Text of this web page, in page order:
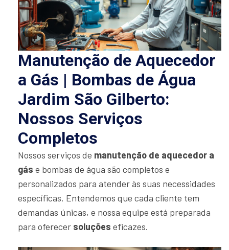
Manutenção de Aquecedor
a Gás | Bombas de Água
Jardim São Gilberto:
Nossos Serviços
Completos
Nossos serviços de manutenção de aquecedor a
gás e bombas de água são completos e
personalizados para atender às suas necessidades
específicas. Entendemos que cada cliente tem
demandas únicas, e nossa equipe está preparada
para oferecer soluções eficazes.